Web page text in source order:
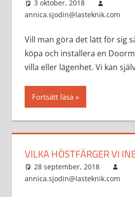
3 oktober, 2018
annica.sjodin@lasteknik.com
Vill man göra det lätt för sig
köpa och installera en
villa eller lägenhet. Vi kan
Fortsätt läsa
VILKA HÖSTFÄRGER VI
28 september, 2018
annica.sjodin@lasteknik.com